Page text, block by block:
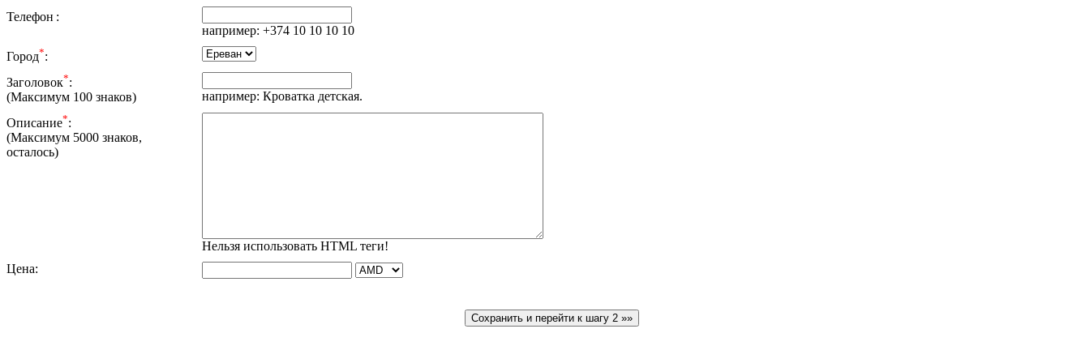
Телефон :
например: +374 10 10 10 10
Город*:
Заголовок*:
(Максимум 100 знаков)
например: Кроватка детская.
Описание*:
(Максимум 5000 знаков,
осталось)
Нельзя использовать HTML теги!
Цена: